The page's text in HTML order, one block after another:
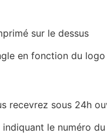
sur le dessus
en fonction du logo
recevrez sous 24h
le numéro